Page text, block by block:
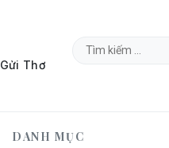
Gửi Thơ
Tìm
DANH MỤC